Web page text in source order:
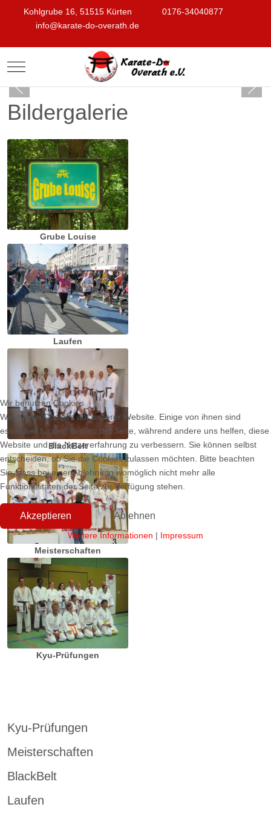
Kohlgrube 16, 51515 Kürten
0176-34040877
info@karate-do-overath.de
Mobile Menu Toggle
Bildergalerie
Grube Louise
Laufen
BlackBelt
Meisterschaften
Kyu-Prüfungen
Kyu-Prüfungen
Meisterschaften
BlackBelt
Laufen
Wir benutzen Cookies
Wir nutzen Cookies auf unserer Website. Einige von ihnen sind
essenziell für den Betrieb der Seite, während andere uns helfen, diese
Website und die Nutzererfahrung zu verbessern. Sie können selbst
entscheiden, ob Sie die Cookies zulassen möchten. Bitte beachten
Sie, dass bei einer Ablehnung womöglich nicht mehr alle
Funktionalitäten der Seite zur Verfügung stehen.
Akzeptieren Ablehnen
Weitere Informationen | Impressum